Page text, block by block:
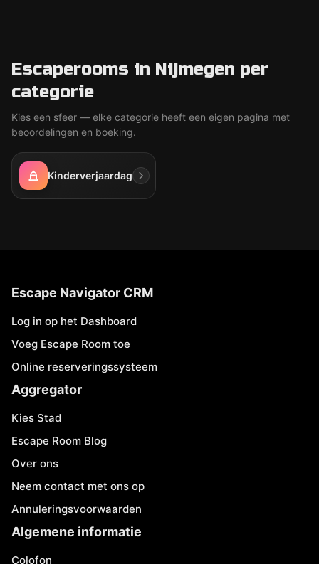
Escaperooms in Nijmegen per
categorie
Kies een sfeer — elke categorie heeft een eigen pagina met
beoordelingen en boeking.
Kinderverjaardag
Escape Navigator CRM
Log in op het Dashboard
Voeg Escape Room toe
Online reserveringssysteem
Aggregator
Kies Stad
Escape Room Blog
Over ons
Neem contact met ons op
Annuleringsvoorwaarden
Algemene informatie
Colofon